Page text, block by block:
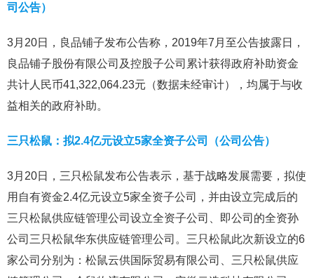
司公告）
3月20日，良品铺子发布公告称，2019年7月至公告披露日，
良品铺子股份有限公司及控股子公司累计获得政府补助资金
共计人民币41,322,064.23元（数据未经审计），均属于与收
益相关的政府补助。
三只松鼠：拟2.4亿元设立5家全资子公司（公司公告）
3月20日，三只松鼠发布公告表示，基于战略发展需要，拟使
用自有资金2.4亿元设立5家全资子公司，并由设立完成后的
三只松鼠供应链管理公司设立全资子公司、即公司的全资孙
公司三只松鼠华东供应链管理公司。三只松鼠此次新设立的6
家公司分别为：松鼠云供国际贸易有限公司、三只松鼠供应